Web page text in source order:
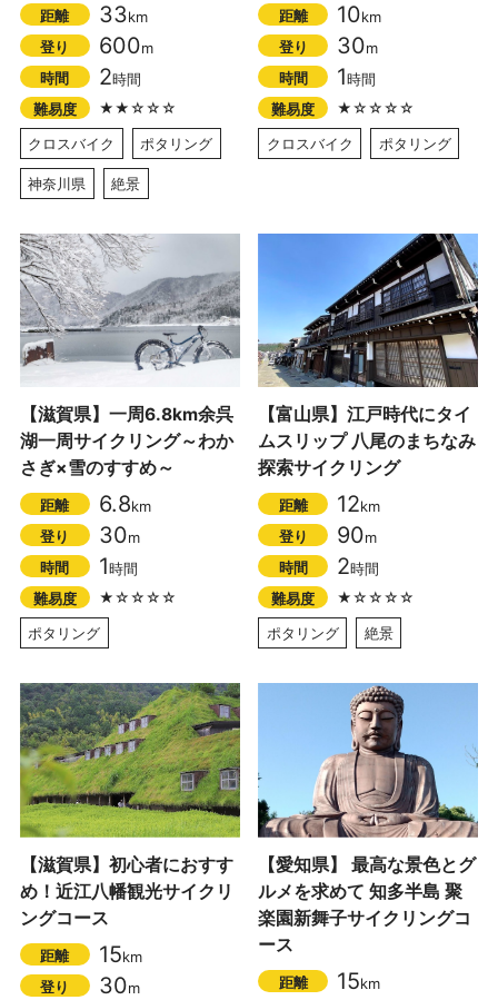
距離 33km
登り
600m
時間
2時間
難易度
★★☆☆☆
クロスバイク
ポタリング
神奈川県 絶景
距離 10km
登り
30m
時間
1時間
難易度
★☆☆☆☆
クロスバイク
ポタリング
【滋賀県】一周6.8km余呉
湖一周サイクリング～わか
さぎ×雪のすすめ～
距離 6.8km
登り
30m
時間
1時間
難易度
★☆☆☆☆
ポタリング
【富山県】江戸時代にタイ
ムスリップ 八尾のまちなみ
探索サイクリング
距離 12km
登り
90m
時間
2時間
難易度
★☆☆☆☆
ポタリング
絶景
【滋賀県】初心者におすす
め！近江八幡観光サイクリ
ングコース
距離 15km
登り
30m
【愛知県】 最高な景色とグ
ルメを求めて 知多半島 聚
楽園新舞子サイクリングコ
ース
距離 15km